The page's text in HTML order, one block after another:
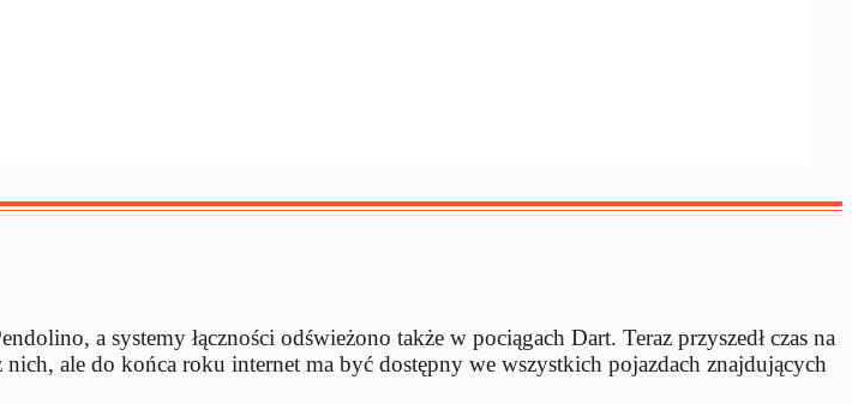
a systemy łączności odświeżono także w pociągach Dart. Teraz przyszedł czas na
ale do końca roku internet ma być dostępny we wszystkich pojazdach znajdujących